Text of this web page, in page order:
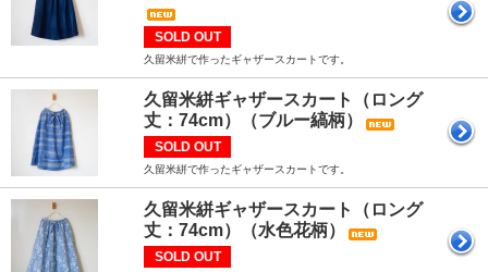
SOLD OUT
久留米絣で作ったギャザースカートです。
久留米絣ギャザースカート（ロング
丈：74cm）（ブルー縞柄）
SOLD OUT
久留米絣で作ったギャザースカートです。
久留米絣ギャザースカート（ロング
丈：74cm）（水色花柄）
SOLD OUT